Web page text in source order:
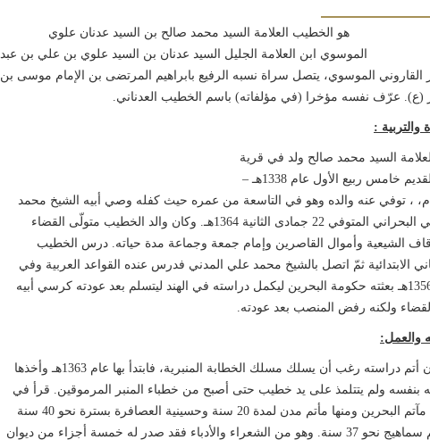
هو الخطيب العلامة السيد محمد صالح بن السيد عدنان علوي
الموسوي ابن العلامة الجليل السيد عدنان بن السيد علوي بن علي بن عبد
القاروني الموسوي، يتصل سراة نسبه الرفيع بابراهيم المرتضى بن الإمام موسى بن
(ع). عرّف نفسه مؤخرا (في مؤلفاته) باسم الخطيب العدناني.
والتربية :
السيد محمد صالح ولد في قرية
بلاد القديم خامس ربيع الأول عام 1338هـ –
1918م، ، توفي عنه والده وهو في التاسعة من عمره حيث كفله وصي أبيه الشيخ محمد
المدني البحراني المتوفي 22 جمادى الثانية 1364هـ. وكان والد الخطيب متولّى القضاء
الشيعية وأموال القاصرين وإمام جمعة وجماعة مدة حياته. درس الخطيب
الابتدائية ثمّ اتصل بالشيخ محمد علي المدني فدرس عنده القواعد العربية وفي
عام 1356هـ بعثته حكومة البحرين ليكمل دراسته في الهند ليتسلم بعد عودته كرسي أبيه
ولكنه رفض المنصب بعد عودته.
والعمل:
بعد أن أتم دراسته رغب أن يسلك مسلك الخطابة المنبرية، فابتدأ بها عام 1363هـ وأخذها
بنفسه ولم يتتلمذ على يد خطيب حتى أصبح من خطباء المنبر المرموقين. قرأ في
جميع مآتم البحرين ومنها مأتم مدن لمدة 20 سنة وحسينية العصافرة بسترة نحو 40 سنة
ومأتم سماهيج نحو 37 سنة. وهو من الشعراء والأدباء فقد صدر له خمسة أجزاء من ديوان